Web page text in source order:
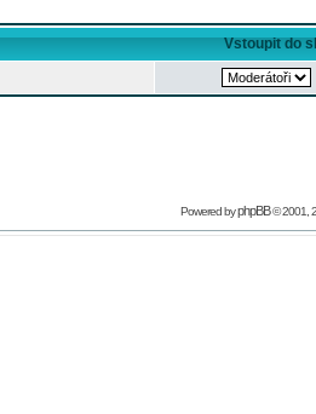
Vstoupit do
Powered byphpBB© 2001,